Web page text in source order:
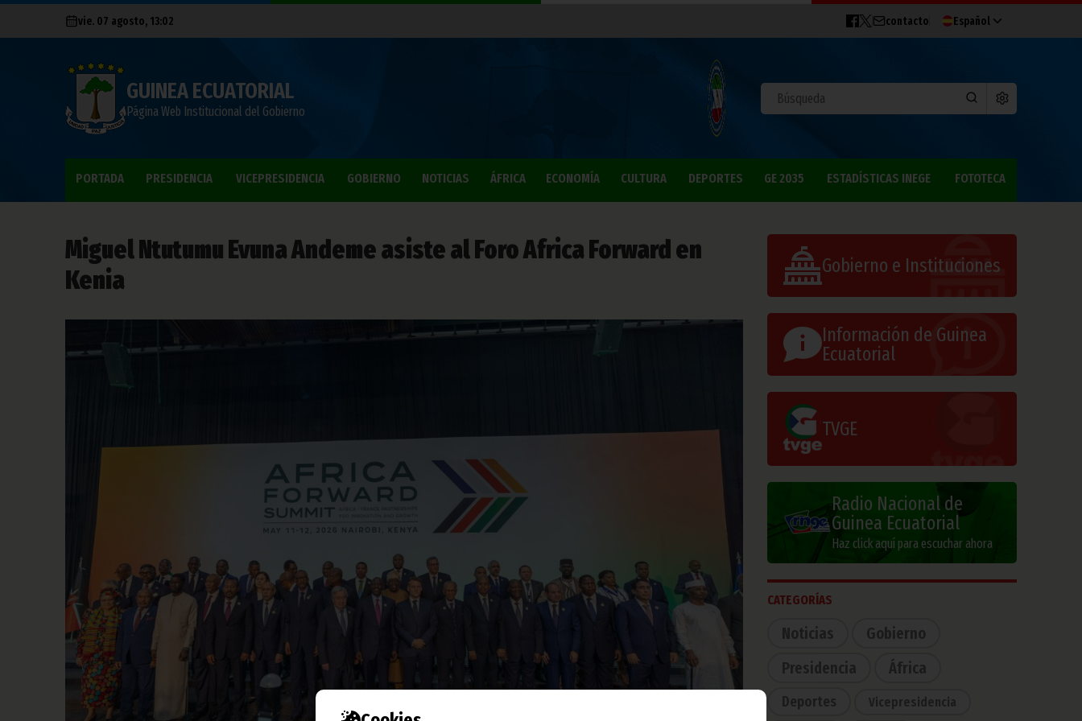
vie. 07 agosto, 13:02 contacto Español
GUINEA ECUATORIAL
Página Web Institucional del Gobierno
PORTADA PRESIDENCIA VICEPRESIDENCIA GOBIERNO NOTICIAS ÁFRICA ECONOMÍA CULTURA DEPORTES GE 2035 ESTADÍSTICAS INEGE FOTOTECA
Miguel Ntutumu Evuna Andeme asiste al Foro Africa Forward en
Kenia
Gobierno e Instituciones
Información de Guinea
Ecuatorial
TVGE
Radio Nacional de
Guinea Ecuatorial
Haz click aquí para escuchar ahora
CATEGORÍAS
Noticias
Gobierno
Presidencia
África
Deportes Vicepresidencia